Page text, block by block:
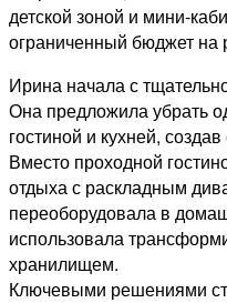
детской зоной и мини-
ограниченный бюджет на
Ирина начала с
Она предложила убрать
гостиной и кухней,
Вместо проходной
отдыха с раскладным
переоборудовала в
использовала
хранилищем.
Ключевыми решениями